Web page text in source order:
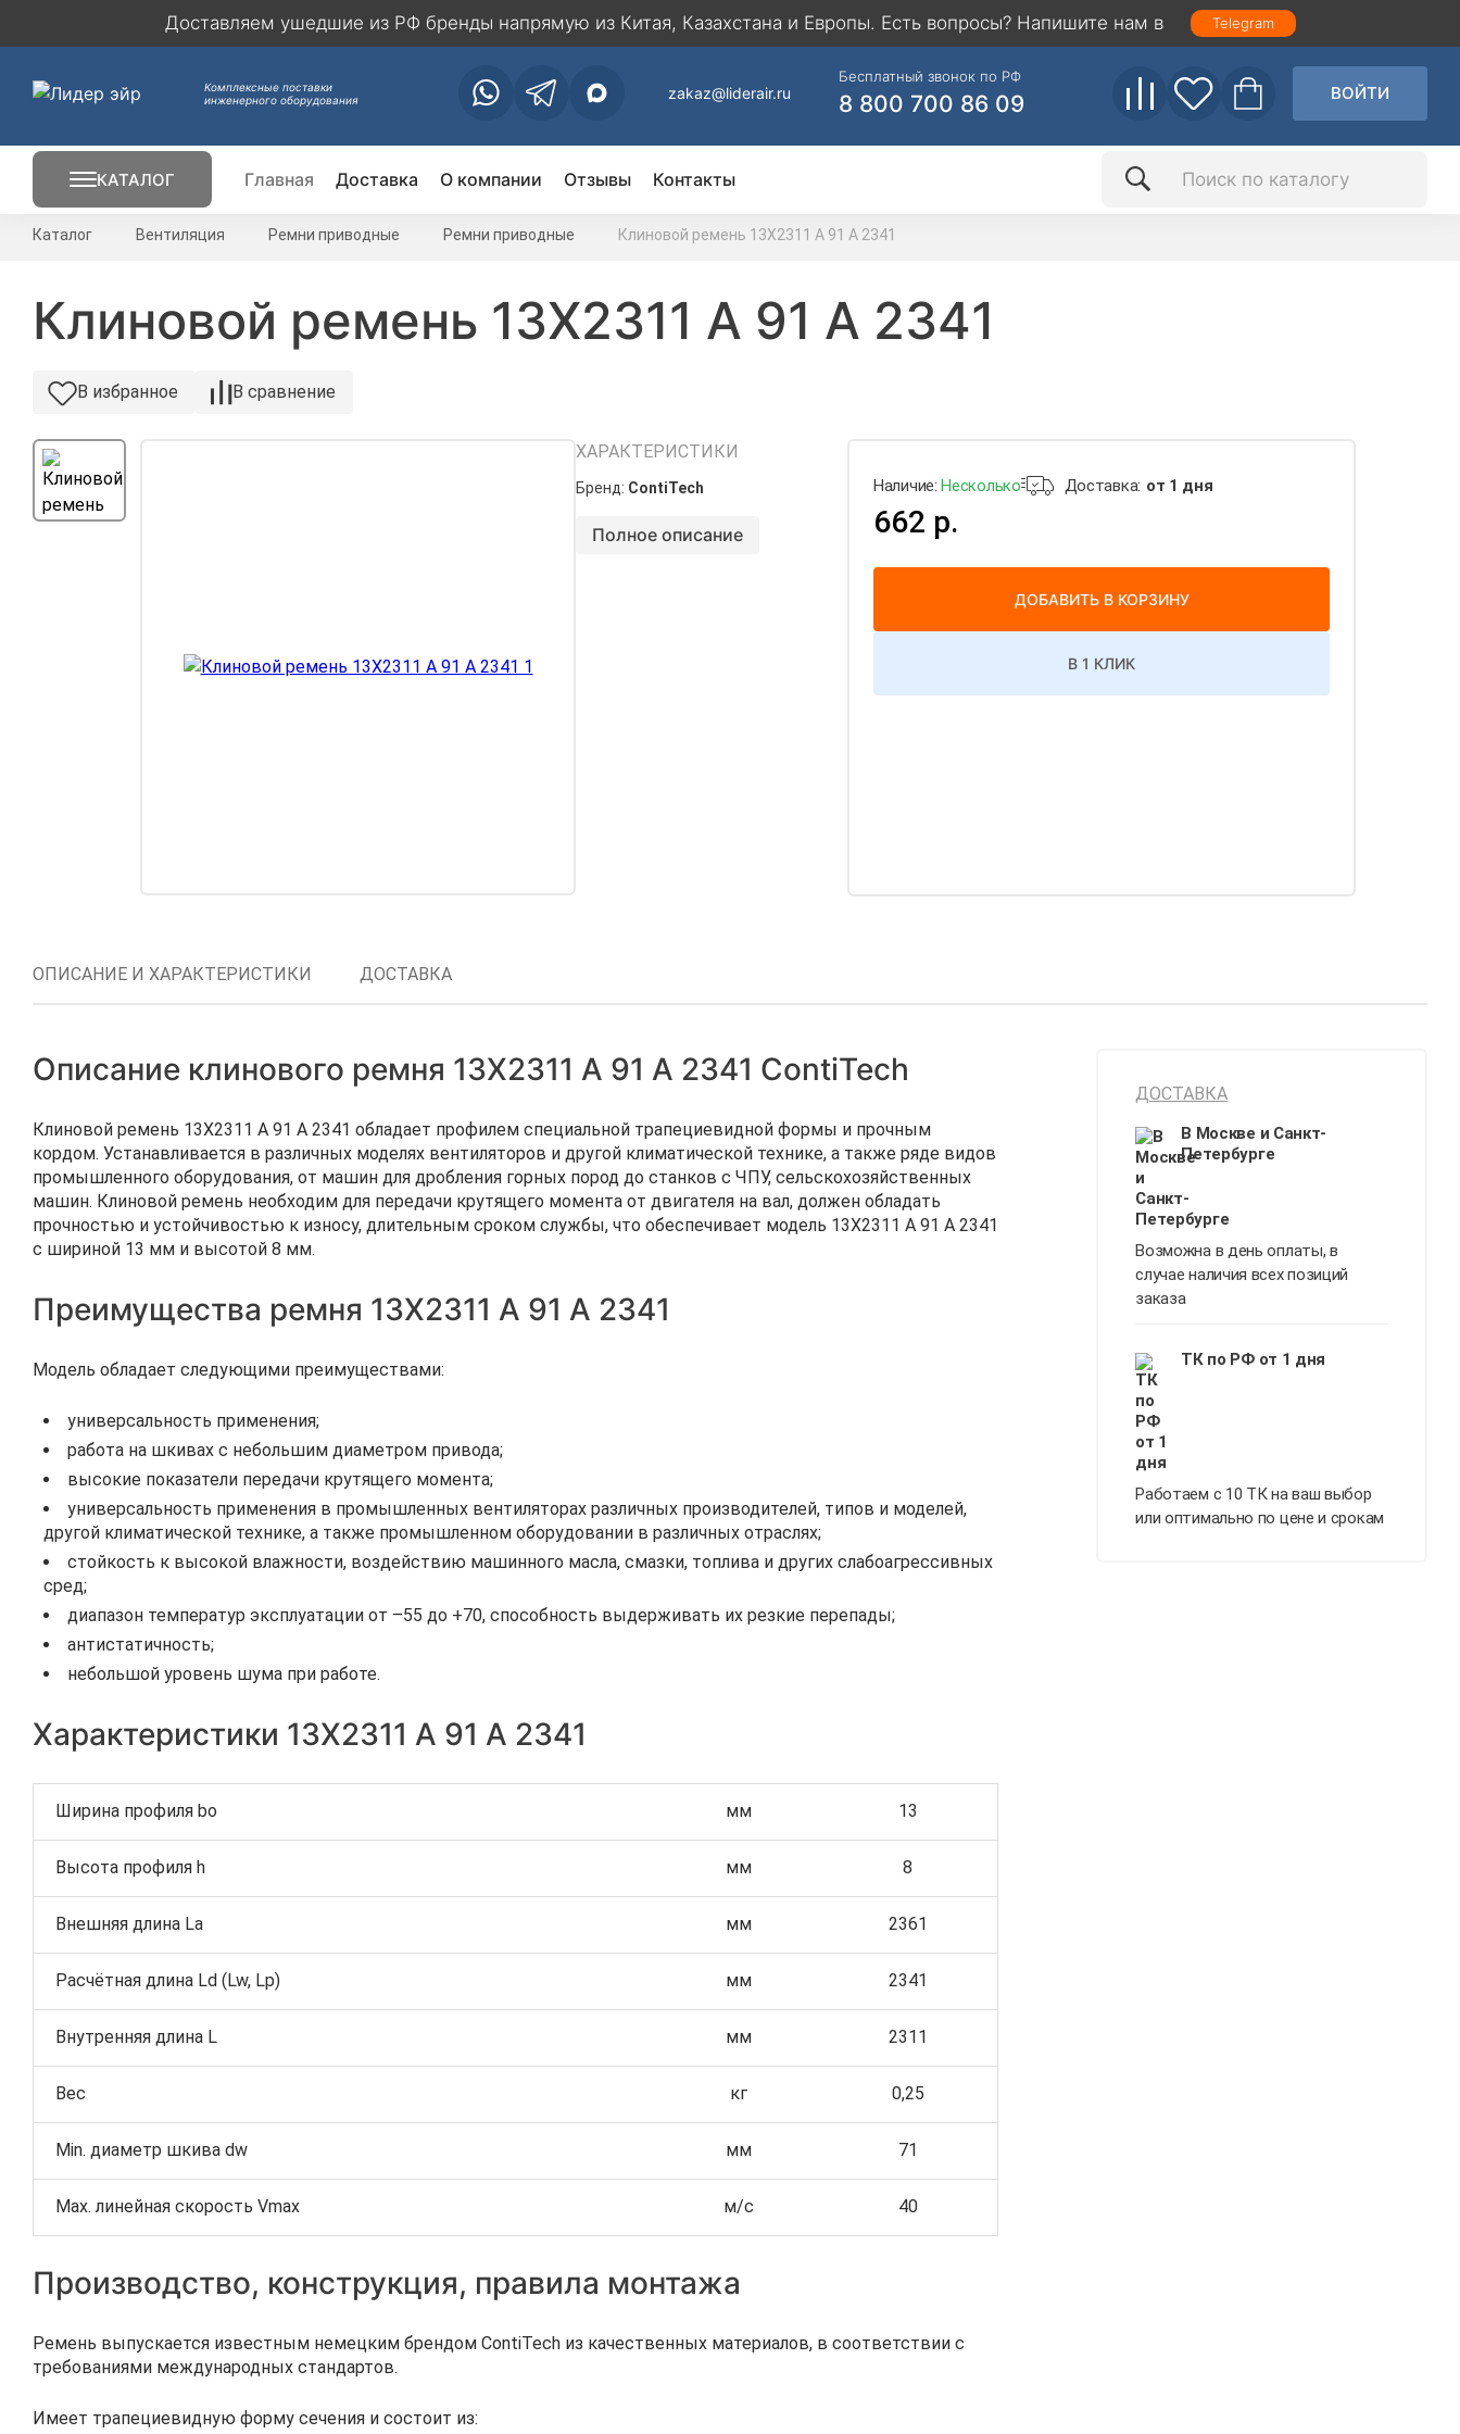
Доставляем ушедшие из РФ бренды напрямую из Китая, Казахстана и Европы. Есть вопросы? Напишите нам в Telegram
Комплексные поставки
инженерного оборудования
zakaz@liderair.ru
Бесплатный звонок по РФ
8 800 700 86 09 ВОЙТИ
КАТАЛОГ
Кондиционирование
Электрика
Компрессорное
Главная Доставка О компании Отзывы Контакты
Каталог Вентиляция Ремни приводные Ремни приводные Клиновой ремень 13Х2311 A 91 А 2341
Клиновой ремень 13Х2311 A 91 А 2341
В избранное В сравнение
ХАРАКТЕРИСТИКИ
Бренд: ContiTech
Полное описание
Наличие:Несколько Доставка: от 1 дня
662 р.
ДОБАВИТЬ В КОРЗИНУ
В 1 КЛИК
ОПИСАНИЕ И ХАРАКТЕРИСТИКИ ДОСТАВКА
Описание клинового ремня 13Х2311 A 91 А 2341 ContiTech
Клиновой ремень 13Х2311 A 91 А 2341 обладает профилем специальной трапециевидной формы и прочным
кордом. Устанавливается в различных моделях вентиляторов и другой климатической технике, а также ряде видов
промышленного оборудования, от машин для дробления горных пород до станков с ЧПУ, сельскохозяйственных
машин. Клиновой ремень необходим для передачи крутящего момента от двигателя на вал, должен обладать
прочностью и устойчивостью к износу, длительным сроком службы, что обеспечивает модель 13Х2311 A 91 А 2341
с шириной 13 мм и высотой 8 мм.
Преимущества ремня 13Х2311 A 91 А 2341
Модель обладает следующими преимуществами:
универсальность применения;
работа на шкивах с небольшим диаметром привода;
высокие показатели передачи крутящего момента;
универсальность применения в промышленных вентиляторах различных производителей, типов и моделей,
другой климатической технике, а также промышленном оборудовании в различных отраслях;
стойкость к высокой влажности, воздействию машинного масла, смазки, топлива и других слабоагрессивных
сред;
диапазон температур эксплуатации от –55 до +70, способность выдерживать их резкие перепады;
антистатичность;
небольшой уровень шума при работе.
Характеристики 13Х2311 A 91 А 2341
Ширина профиля bo мм 13
Высота профиля h мм 8
Внешняя длина La мм 2361
Расчётная длина Ld (Lw, Lp) мм 2341
Внутренняя длина L мм 2311
Вес кг 0,25
Min. диаметр шкива dw мм 71
Max. линейная скорость Vmax м/с 40
Производство, конструкция, правила монтажа
Ремень выпускается известным немецким брендом ContiTech из качественных материалов, в соответствии с
требованиями международных стандартов.
Имеет трапециевидную форму сечения и состоит из:
ДОСТАВКА
В Москве и Санкт-
Петербурге
Возможна в день оплаты, в
случае наличия всех позиций
заказа
ТК по РФ от 1 дня
Работаем с 10 ТК на ваш выбор
или оптимально по цене и срокам